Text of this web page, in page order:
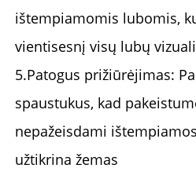
ištempiamomis lubomis,
vientisesnį visų lubų
5.Patogus prižiūrėjimas:
spaustukus, kad
nepažeisdami
užtikrina žemas